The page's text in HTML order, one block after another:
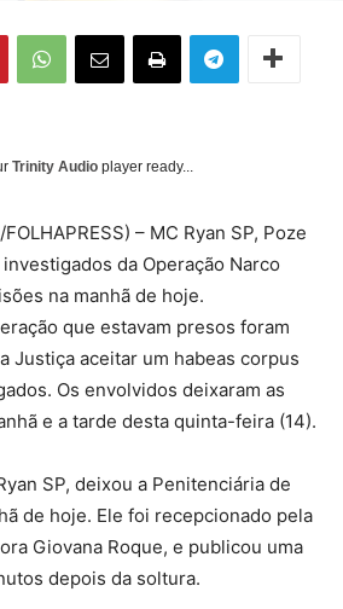
Trinity Audio player ready...
FOLHAPRESS) – MC Ryan SP, Poze
da Operação Narco
na manhã de hoje.
que estavam presos foram
Justiça aceitar um habeas corpus
Os envolvidos deixaram as
e a tarde desta quinta-feira (14).
SP, deixou a Penitenciária de
de hoje. Ele foi recepcionado pela
Giovana Roque, e publicou uma
depois da soltura.